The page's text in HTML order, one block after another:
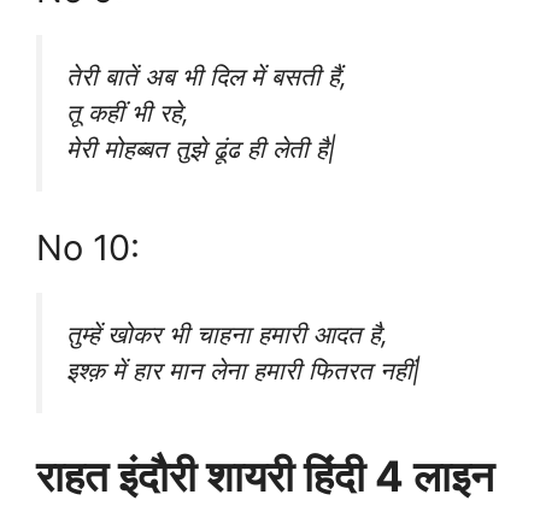
तेरी बातें अब भी दिल में बसती हैं,
तू कहीं भी रहे,
मेरी मोहब्बत तुझे ढूंढ ही लेती है|
No 10:
तुम्हें खोकर भी चाहना हमारी आदत है,
इश्क़ में हार मान लेना हमारी फितरत नहीं|
राहत इंदौरी शायरी हिंदी 4 लाइन